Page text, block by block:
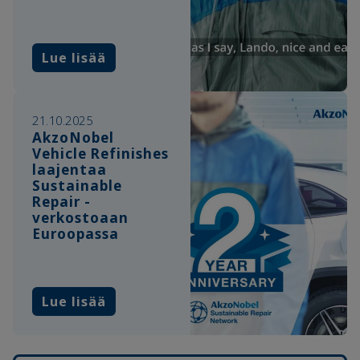
Lue lisää
21.10.2025
AkzoNobel
Vehicle Refinishes
laajentaa
Sustainable
Repair -
verkostoaan
Euroopassa
Lue lisää